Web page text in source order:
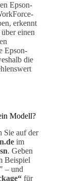
Epson-
erkennt
einen
Epson-
die
Modell?
Sie auf der
im
. Geben
Beispiel
– und
für